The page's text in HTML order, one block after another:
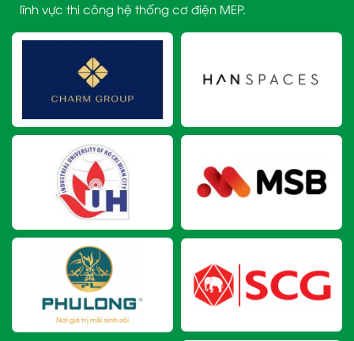
lĩnh vực thi công hệ thống cơ điện MEP.